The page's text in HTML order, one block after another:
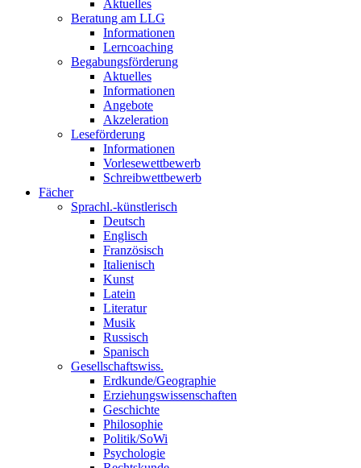
Aktuelles
Beratung am LLG
Informationen
Lerncoaching
Begabungsförderung
Aktuelles
Informationen
Angebote
Akzeleration
Leseförderung
Informationen
Vorlesewettbewerb
Schreibwettbewerb
Fächer
Sprachl.-künstlerisch
Deutsch
Englisch
Französisch
Italienisch
Kunst
Latein
Literatur
Musik
Russisch
Spanisch
Gesellschaftswiss.
Erdkunde/Geographie
Erziehungswissenschaften
Geschichte
Philosophie
Politik/SoWi
Psychologie